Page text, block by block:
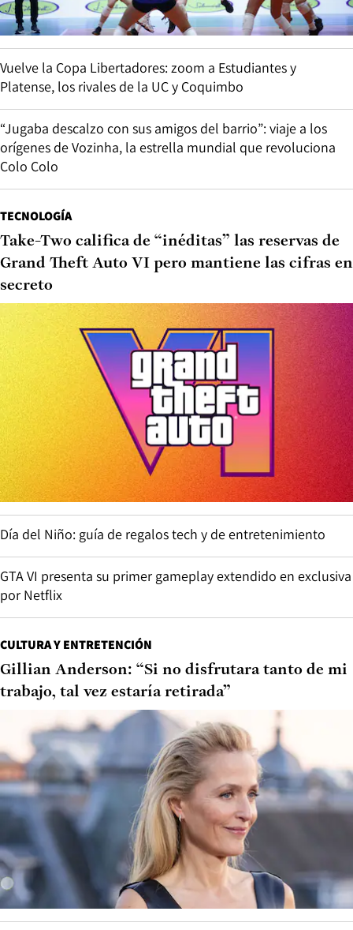
Vuelve la Copa Libertadores: zoom a Estudiantes y
Platense, los rivales de la UC y Coquimbo
“Jugaba descalzo con sus amigos del barrio”: viaje a los
orígenes de Vozinha, la estrella mundial que revoluciona
Colo Colo
TECNOLOGÍA
Take-Two califica de “inéditas” las reservas de
Grand Theft Auto VI pero mantiene las cifras en
secreto
Día del Niño: guía de regalos tech y de entretenimiento
GTA VI presenta su primer gameplay extendido en exclusiva
por Netflix
CULTURA Y ENTRETENCIÓN
Gillian Anderson: “Si no disfrutara tanto de mi
trabajo, tal vez estaría retirada”